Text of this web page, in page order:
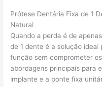
Prótese Dentária Fixa de 1
Natural
Quando a perda é de
de 1 dente é a solução
função sem comprometer
abordagens principais para
implante e a ponte fixa